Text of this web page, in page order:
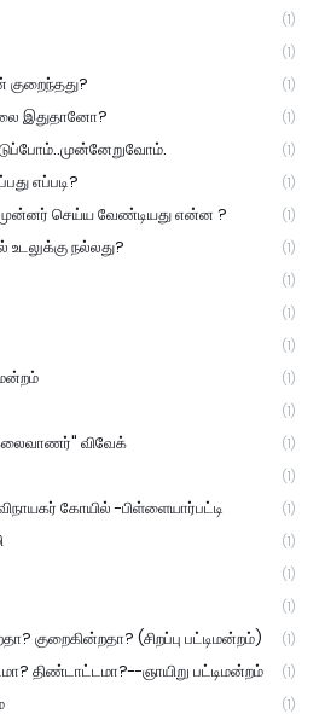
(1)
(1)
குறைந்தது? (1)
இதுதானோ? (1)
(1)
எப்படி? (1)
செய்ய வேண்டியது என்ன ? (1)
உடலுக்கு நல்லது? (1)
(1)
(1)
(1)
(1)
(1)
விவேக் (1)
(1)
கோயில் -பிள்ளையார்பட்டி (1)
(1)
(1)
(1)
குறைகின்றதா? (சிறப்பு பட்டிமன்றம்) (1)
திண்டாட்டமா?--ஞாயிறு பட்டிமன்றம் (1)
(1)